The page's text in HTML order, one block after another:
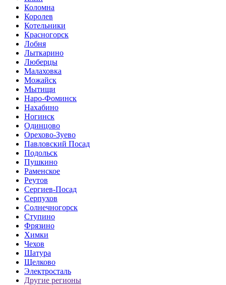
Коломна
Королев
Котельники
Красногорск
Лобня
Лыткарино
Люберцы
Малаховка
Можайск
Мытищи
Наро-Фоминск
Нахабино
Ногинск
Одинцово
Орехово-Зуево
Павловский Посад
Подольск
Пушкино
Раменское
Реутов
Сергиев-Посад
Серпухов
Солнечногорск
Ступино
Фрязино
Химки
Чехов
Шатура
Щелково
Электросталь
Другие регионы